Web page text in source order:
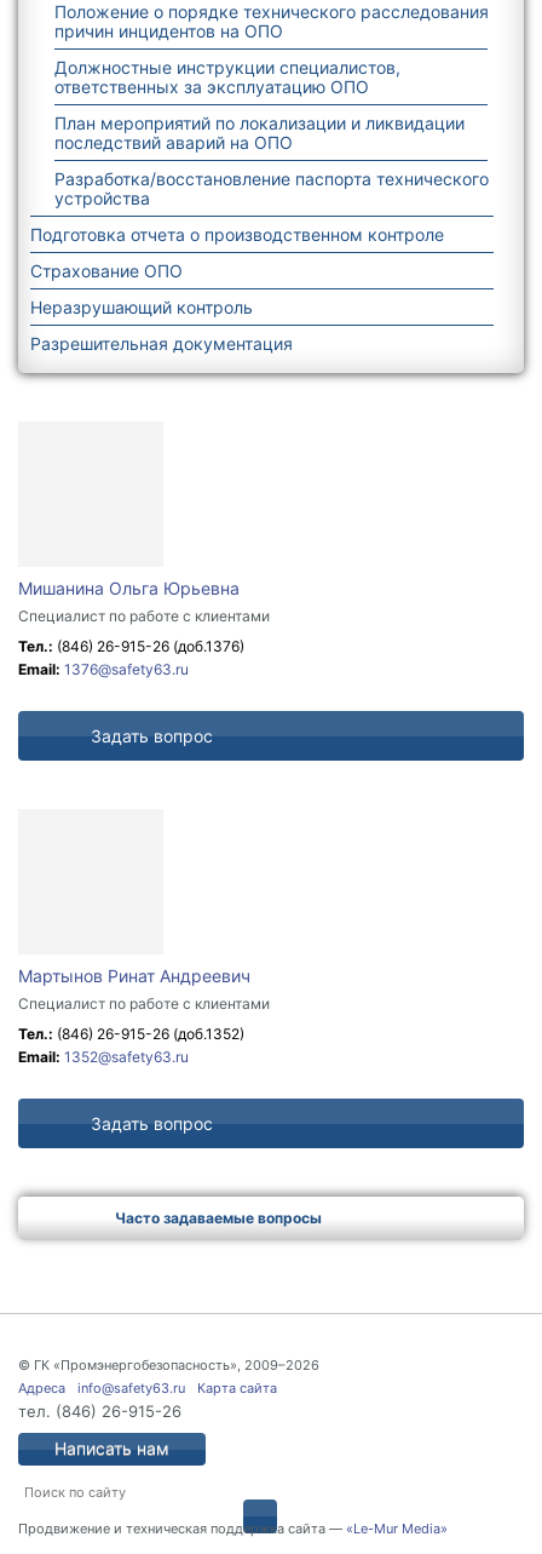
Положение о порядке технического расследования
причин инцидентов на ОПО
Должностные инструкции специалистов,
ответственных за эксплуатацию ОПО
План мероприятий по локализации и ликвидации
последствий аварий на ОПО
Разработка/восстановление паспорта технического
устройства
Подготовка отчета о производственном контроле
Страхование ОПО
Неразрушающий контроль
Разрешительная документация
Мишанина Ольга Юрьевна
Специалист по работе с клиентами
Тел.: (846) 26-915-26 (доб.1376)
Email: 1376@safety63.ru
Задать вопрос
Мартынов Ринат Андреевич
Специалист по работе с клиентами
Тел.: (846) 26-915-26 (доб.1352)
Email: 1352@safety63.ru
Задать вопрос
Часто задаваемые вопросы
© ГК «Промэнергобезопасность», 2009–2026
Адреса
info@safety63.ru Карта сайта
тел. (846) 26-915-26
Написать нам
Продвижение и техническая поддержка сайта — «Le-Mur Media»